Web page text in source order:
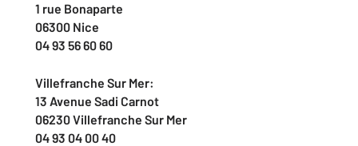
1 rue Bonaparte
06300 Nice
04 93 56 60 60
Villefranche Sur Mer:
13 Avenue Sadi Carnot
06230 Villefranche Sur Mer
04 93 04 00 40